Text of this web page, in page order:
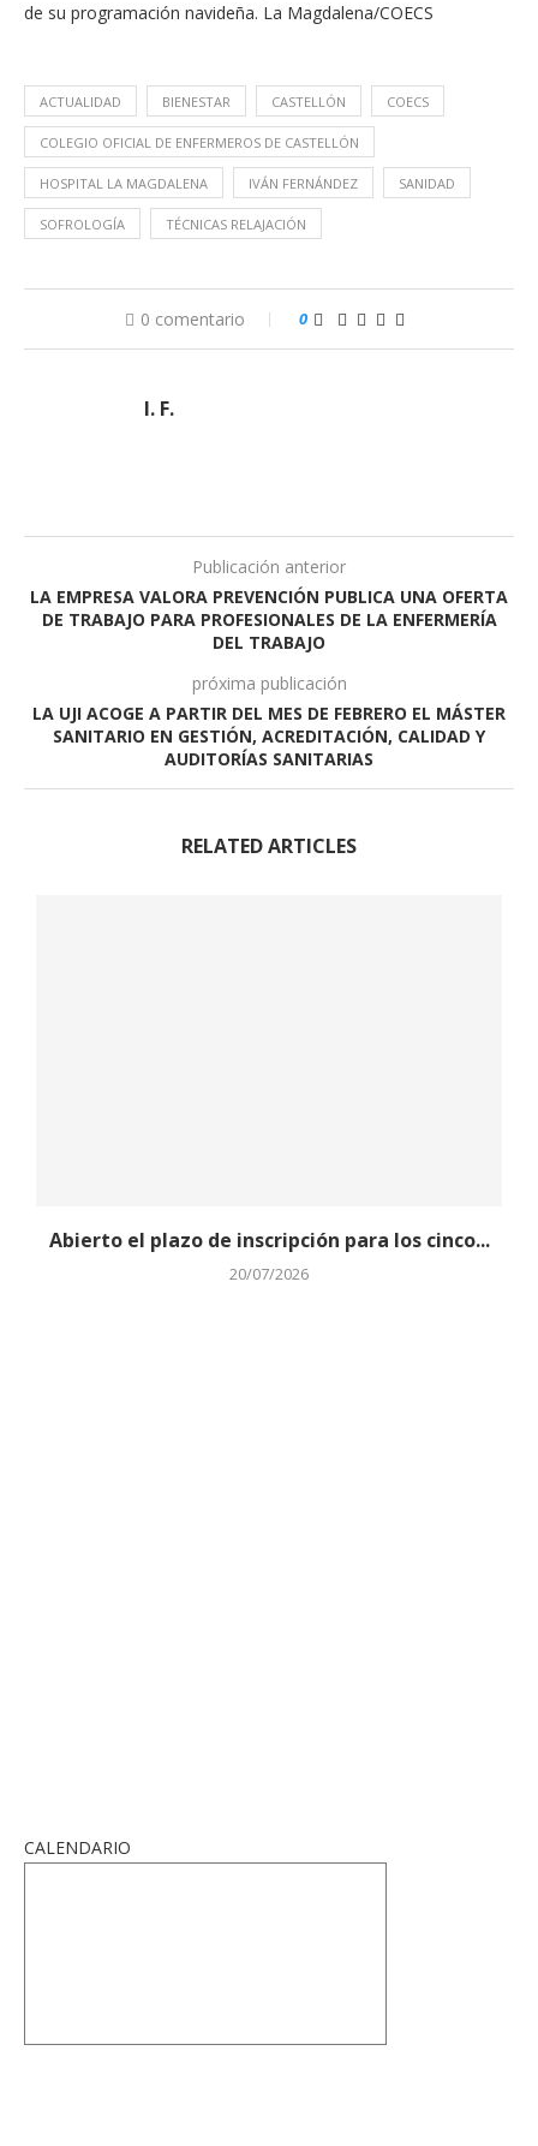
de su programación navideña. La Magdalena/COECS
ACTUALIDAD BIENESTAR CASTELLÓN COECS
COLEGIO OFICIAL DE ENFERMEROS DE CASTELLÓN
HOSPITAL LA MAGDALENA IVÁN FERNÁNDEZ SANIDAD
SOFROLOGÍA TÉCNICAS RELAJACIÓN
0 comentario 0
I. F.
Publicación anterior
LA EMPRESA VALORA PREVENCIÓN PUBLICA UNA OFERTA
DE TRABAJO PARA PROFESIONALES DE LA ENFERMERÍA
DEL TRABAJO
próxima publicación
LA UJI ACOGE A PARTIR DEL MES DE FEBRERO EL MÁSTER
SANITARIO EN GESTIÓN, ACREDITACIÓN, CALIDAD Y
AUDITORÍAS SANITARIAS
RELATED ARTICLES
Abierto el plazo de inscripción para los cinco...
20/07/2026
CALENDARIO